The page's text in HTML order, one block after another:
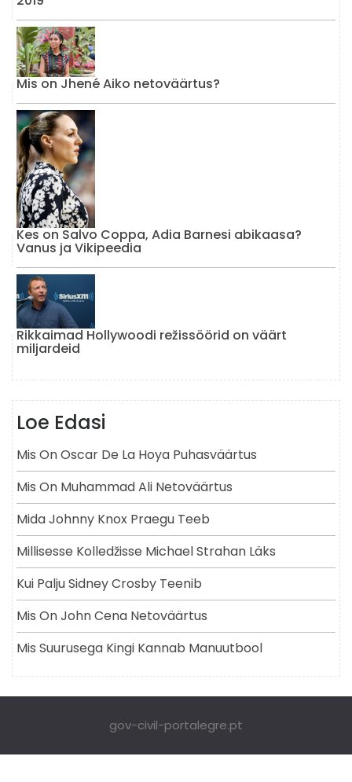
Mis on Jhené Aiko netoväärtus?
Kes on Salvo Coppa, Adia Barnesi abikaasa?
Vanus ja Vikipeedia
Rikkaimad Hollywoodi režissöörid on väärt
miljardeid
Loe Edasi
Mis On Oscar De La Hoya Puhasväärtus
Mis On Muhammad Ali Netoväärtus
Mida Johnny Knox Praegu Teeb
Millisesse Kolledžisse Michael Strahan Läks
Kui Palju Sidney Crosby Teenib
Mis On John Cena Netoväärtus
Mis Suurusega Kingi Kannab Manuutbool
gov-civil-portalegre.pt